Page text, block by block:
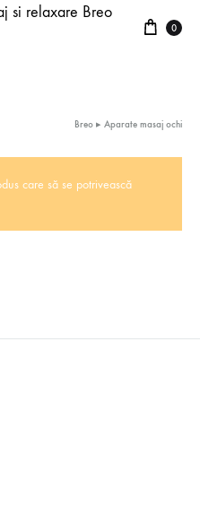
Coș
0
Breo ▸ Aparate masaj ochi
care să se potrivească